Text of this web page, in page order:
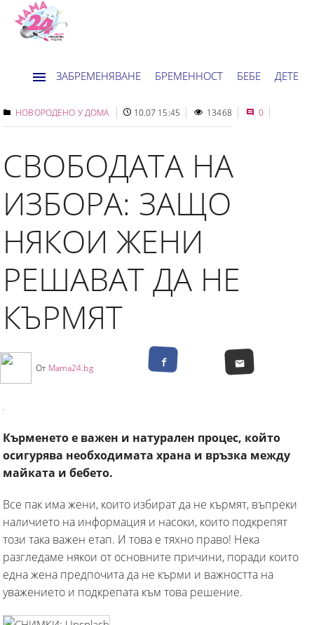
ЗАБРЕМЕНЯВАНЕ БРЕМЕННОСТ БЕБЕ ДЕТЕ
ДОМ НОВИНИ ХОРОСКОП
НОВОРОДЕНО У ДОМА 10.07 15:45 13468 0
СВОБОДАТА НА
ИЗБОРА: ЗАЩО
НЯКОИ ЖЕНИ
РЕШАВАТ ДА НЕ
КЪРМЯТ
От Mama24.bg
Кърменето е важен и натурален процес, който
осигурява необходимата храна и връзка между
майката и бебето.
Все пак има жени, които избират да не кърмят, въпреки
наличието на информация и насоки, които подкрепят
този така важен етап. И това е тяхно право! Нека
разгледаме някои от основните причини, поради които
една жена предпочита да не кърми и важността на
уважението и подкрепата към това решение.